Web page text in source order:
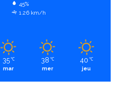
45%
1.26 km/h
35 ℃
mar
38 ℃
mer
40 ℃
jeu